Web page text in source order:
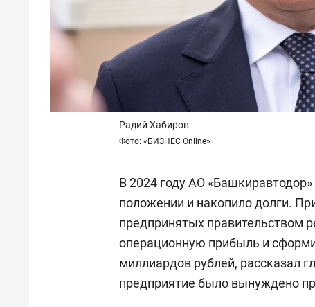
Радий Хабиров
Фото: «БИЗНЕС Online»
В 2024 году АО
положении и накопило долги.
предпринятых правительством
операционную прибыль и
миллиардов рублей, рассказал
предприятие было вынуждено